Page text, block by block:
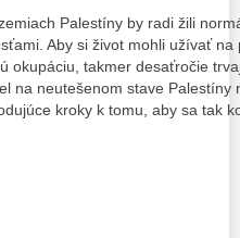
Palestíny by radi žili
Aby si život mohli užívať
okupáciu, takmer desaťročie
na neutešenom stave Palestíny
kroky k tomu, aby sa tak